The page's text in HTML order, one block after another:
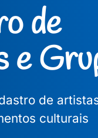
de
e
de
culturais